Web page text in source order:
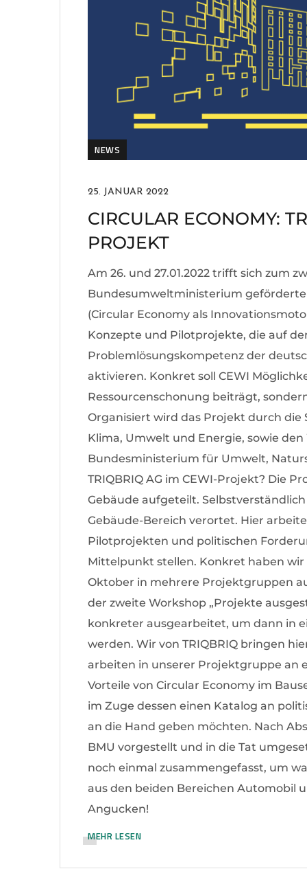
NEWS
25. JANUAR 2022
CIRCULAR ECONOMY:
PROJEKT
Am 26. und 27.01.2022 trifft sich zum
Bundesumweltministerium geförderte
(Circular Economy als
Konzepte und Pilotprojekte, die auf
Problemlösungskompetenz der
aktivieren. Konkret soll CEWI
Ressourcenschonung beiträgt,
Organisiert wird das Projekt durch
Klima, Umwelt und Energie, sowie
Bundesministerium für Umwelt,
TRIQBRIQ AG im CEWI-Projekt? Die
Gebäude aufgeteilt.
Gebäude-Bereich verortet. Hier
Pilotprojekten und politischen
Mittelpunkt stellen. Konkret haben wir
Oktober in mehrere Projektgruppen
der zweite Workshop „Projekte
konkreter ausgearbeitet, um dann in
werden. Wir von TRIQBRIQ bringen
arbeiten in unserer Projektgruppe an
Vorteile von Circular Economy im
im Zuge dessen einen Katalog an
an die Hand geben möchten. Nach
BMU vorgestellt und in die Tat
noch einmal zusammengefasst, um
aus den beiden Bereichen Automobil
Angucken!
MEHR LESEN